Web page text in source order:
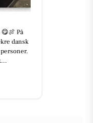
😋🍖 På
dansk